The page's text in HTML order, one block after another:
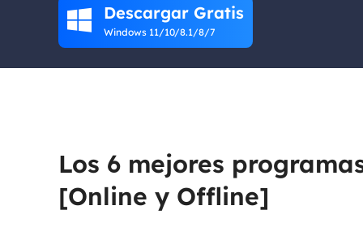
 Descargar Gratis
Windows 11/10/8.1/8/7
Los 6 mejores
[Online y Offline]